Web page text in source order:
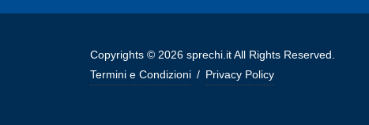
Copyrights © 2026 sprechi.it All Rights Reserved.
Termini e Condizioni / Privacy Policy